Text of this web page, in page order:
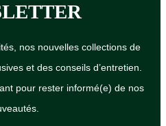
nos nouvelles collections de
et des conseils d’entretien.
pour rester informé(e) de nos